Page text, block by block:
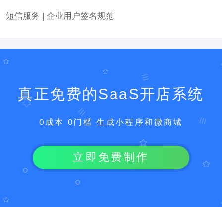
短信服务 | 企业用户签名规范
真正免费的SaaS开店系统
0成本 0门槛 生成小程序和微商城
立即免费制作